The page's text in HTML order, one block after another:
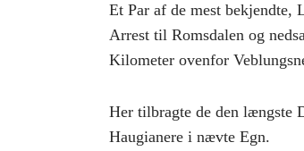
Et Par af de mest bekjendte,
Arrest til Romsdalen og
Kilometer ovenfor
Her tilbragte de den længste
Haugianere i nævte Egn.